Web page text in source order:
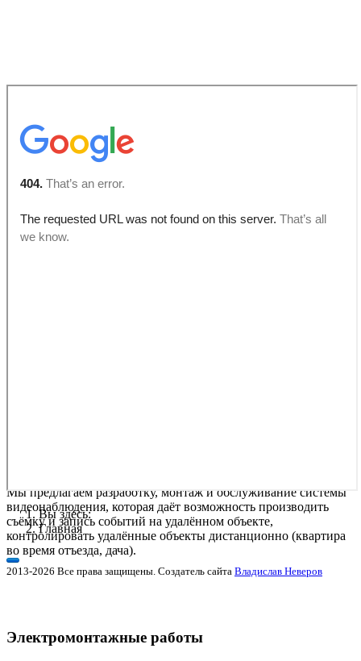
ООО «Днепролинк» не несет ответственности за
оборудование, которое вышло из строя во время грозы!
Мы предлагаем разработку, монтаж и обслуживание системы
видеонаблюдения, которая даёт возможность производить
съёмку и запись событий на удалённом объекте,
контролировать удалённые объекты дистанционно (квартира
во время отъезда, дача).
Электромонтажные работы
Вы здесь:
Главная
2013-2026 Все права защищены. Создатель сайта Владислав Неверов